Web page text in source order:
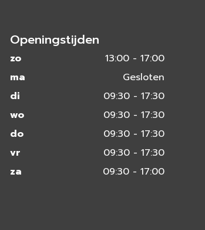
Openingstijden
zo
13:00 - 17:00
ma
Gesloten
di
09:30 - 17:30
wo
09:30 - 17:30
do
09:30 - 17:30
vr
09:30 - 17:30
za
09:30 - 17:00